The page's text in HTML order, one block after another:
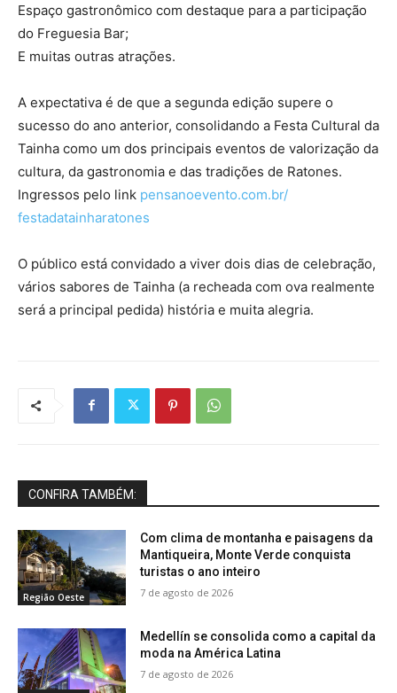
Espaço gastronômico com destaque para a participação
do Freguesia Bar;
E muitas outras atrações.
A expectativa é de que a segunda edição supere o
sucesso do ano anterior, consolidando a Festa Cultural da
Tainha como um dos principais eventos de valorização da
cultura, da gastronomia e das tradições de Ratones.
Ingressos pelo link pensanoevento.com.br/
festadatainharatones
O público está convidado a viver dois dias de celebração,
vários sabores de Tainha (a recheada com ova realmente
será a principal pedida) história e muita alegria.
CONFIRA TAMBÉM:
Região Oeste
Com clima de montanha e paisagens da
Mantiqueira, Monte Verde conquista
turistas o ano inteiro
7 de agosto de 2026
Medellín se consolida como a capital da
moda na América Latina
7 de agosto de 2026